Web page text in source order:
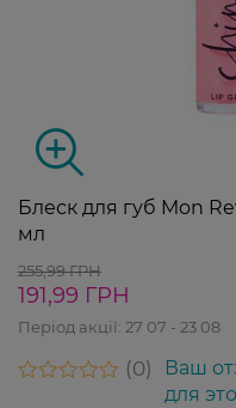
Блеск для губ Mon
мл
255,99 ГРН
191,99 ГРН
Період акції: 27 07 - 23 08
0
Ваш
для